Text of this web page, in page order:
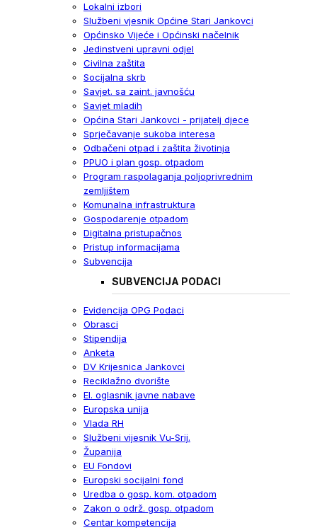
Lokalni izbori
Službeni vjesnik Općine Stari Jankovci
Općinsko Vijeće i Općinski načelnik
Jedinstveni upravni odjel
Civilna zaštita
Socijalna skrb
Savjet. sa zaint. javnošću
Savjet mladih
Općina Stari Jankovci - prijatelj djece
Sprječavanje sukoba interesa
Odbačeni otpad i zaštita životinja
PPUO i plan gosp. otpadom
Program raspolaganja poljoprivrednim
zemljištem
Komunalna infrastruktura
Gospodarenje otpadom
Digitalna pristupačnos
Pristup informacijama
Subvencija
SUBVENCIJA PODACI
Evidencija OPG Podaci
Obrasci
Stipendija
Anketa
DV Krijesnica Jankovci
Reciklažno dvorište
El. oglasnik javne nabave
Europska unija
Vlada RH
Službeni vijesnik Vu-Srij.
Županija
EU Fondovi
Europski socijalni fond
Uredba o gosp. kom. otpadom
Zakon o održ. gosp. otpadom
Centar kompetencija